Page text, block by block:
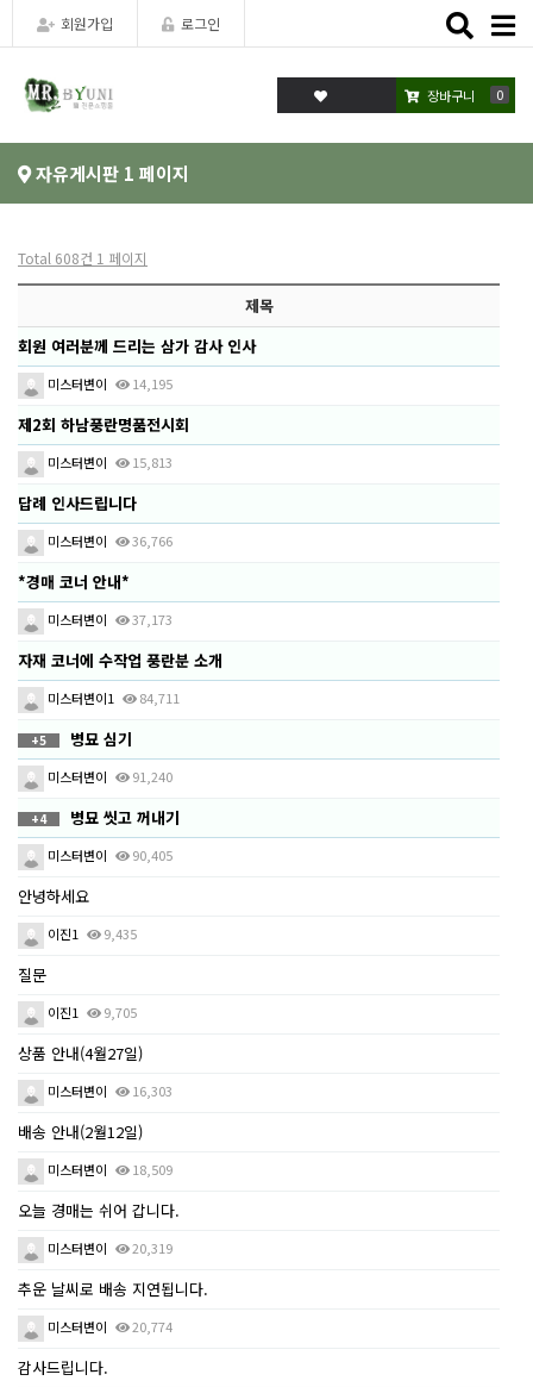
회원가입 로그인
Toggle
장바구니 0
자유게시판 1 페이지
Total 608건 1 페이지
제목
회원 여러분께 드리는 삼가 감사 인사
미스터변이 14,195
제2회 하남풍란명품전시회
미스터변이 15,813
답례 인사드립니다
미스터변이 36,766
*경매 코너 안내*
미스터변이 37,173
자재 코너에 수작업 풍란분 소개
미스터변이1 84,711
+5 병묘 심기
미스터변이 91,240
+4 병묘 씻고 꺼내기
미스터변이 90,405
안녕하세요
이진1 9,435
질문
이진1 9,705
상품 안내(4월27일)
미스터변이 16,303
배송 안내(2월12일)
미스터변이 18,509
오늘 경매는 쉬어 갑니다.
미스터변이 20,319
추운 날씨로 배송 지연됩니다.
미스터변이 20,774
감사드립니다.